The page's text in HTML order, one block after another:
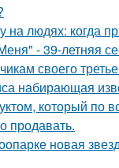
на людях: когда
- 39-летняя
своего
набирающая
который по
продавать.
новая